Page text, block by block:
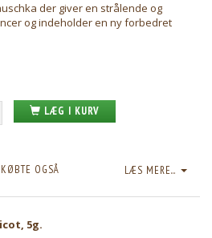
der giver en strålende og
og indeholder en ny forbedret
LÆG I KURV
LÆS MERE...
OGSÅ
5g.